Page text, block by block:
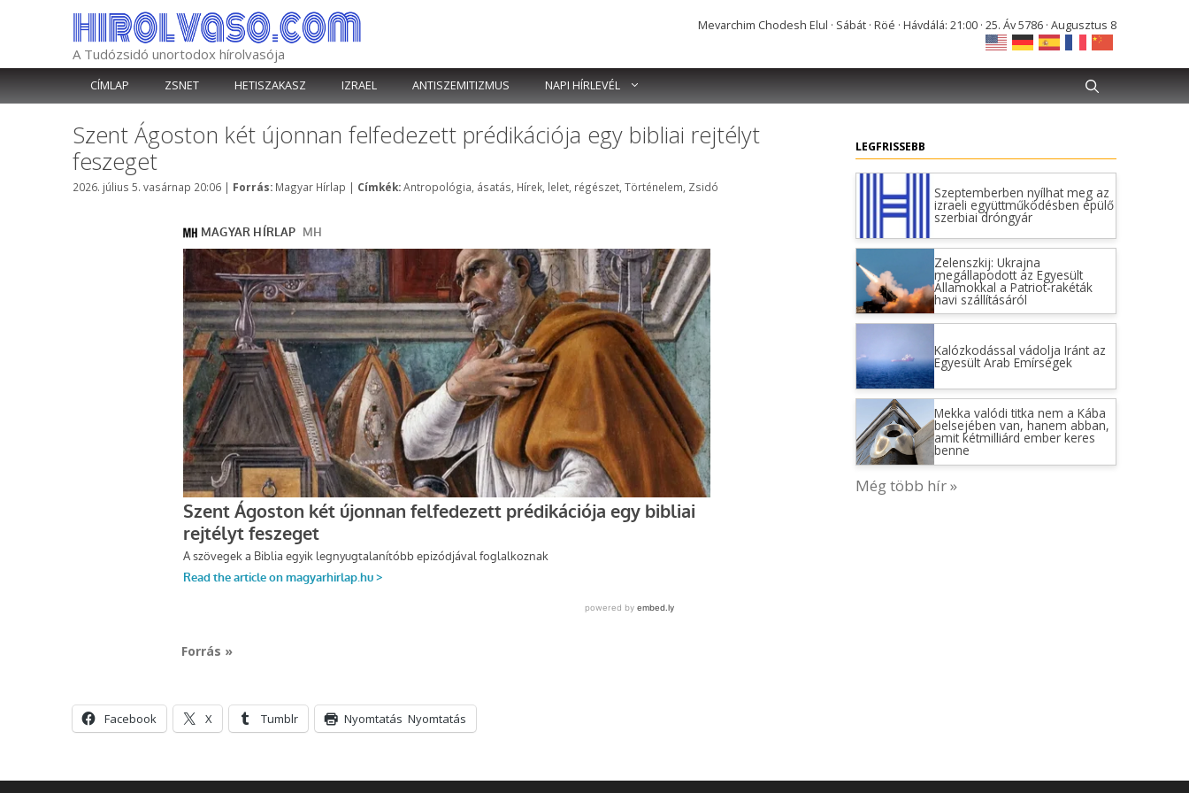
A Tudózsidó unortodox hírolvasója
Mevarchim Chodesh Elul · Sábát · Röé · Hávdálá: 21:00 · 25. Áv 5786 · Augusztus 8
CÍMLAP ZSNET HETISZAKASZ IZRAEL ANTISZEMITIZMUS NAPI HÍRLEVÉL
Szent Ágoston két újonnan felfedezett prédikációja egy bibliai rejtélyt
feszeget
2026. július 5. vasárnap 20:06 | Forrás: Kategória
Magyar Hírlap | Címkék: Címkék
Antropológia ásatás Hírek lelet régészet Történelem Zsidó
Forrás »
Facebook X Tumblr Nyomtatás Nyomtatás
LEGFRISSEBB
Szeptemberben nyílhat meg az
izraeli együttműködésben épülő
szerbiai dróngyár
Zelenszkij: Ukrajna
megállapodott az Egyesült
Államokkal a Patriot-rakéták
havi szállításáról
Kalózkodással vádolja Iránt az
Egyesült Arab Emírségek
Mekka valódi titka nem a Kába
belsejében van, hanem abban,
amit kétmilliárd ember keres
benne
Még több hír »